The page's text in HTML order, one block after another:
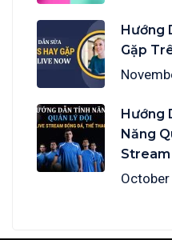
Hướng
Gặp
Hướng
Năng